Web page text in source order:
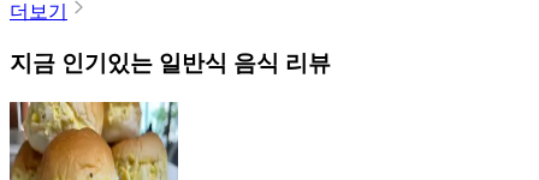
더보기
지금 인기있는 일반식 음식 리뷰